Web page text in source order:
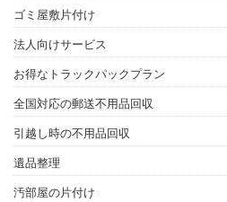
ゴミ屋敷片付け
法人向けサービス
お得なトラックパックプラン
全国対応の郵送不用品回収
引越し時の不用品回収
遺品整理
汚部屋の片付け